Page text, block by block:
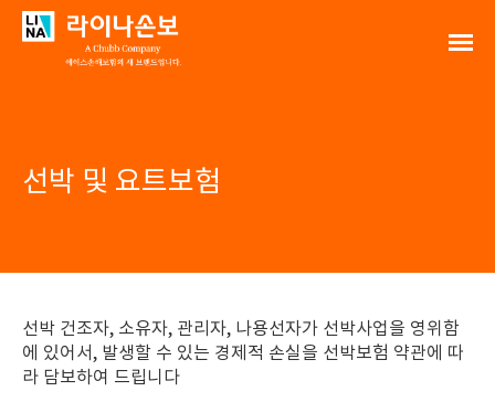
선박 및 요트보험
선박 건조자, 소유자, 관리자, 나용선자가 선박사업을 영위함
에 있어서, 발생할 수 있는 경제적 손실을 선박보험 약관에 따
라 담보하여 드립니다